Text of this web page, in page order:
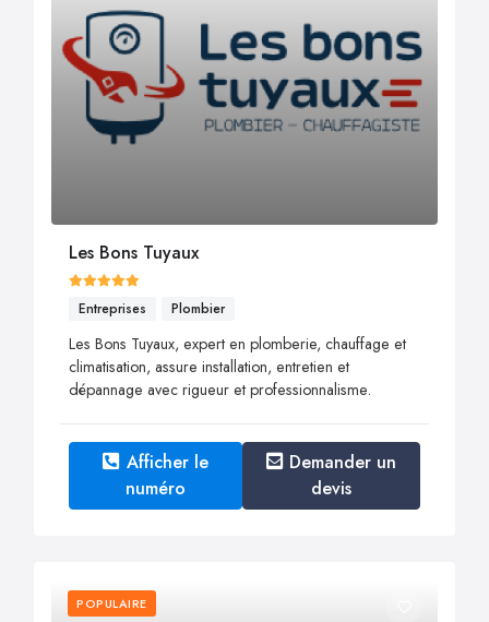
Les Bons Tuyaux
Entreprises Plombier
Les Bons Tuyaux, expert en plomberie, chauffage et
climatisation, assure installation, entretien et
dépannage avec rigueur et professionnalisme.
Afficher le
numéro
Demander un
devis
POPULAIRE